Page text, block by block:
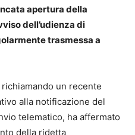
apertura della
dell’udienza di
trasmessa a
un recente
alla notificazione del
telematico, ha affermato
della ridetta